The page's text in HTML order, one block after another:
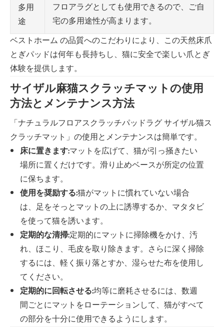
多用
途
フロアラグとしても使用できるので、ご自
宅の多用途性が高まります。
ベストホーム の品質へのこだわりにより、この天然床爪
とぎパッドは何年も長持ちし、猫に安全で楽しい爪とぎ
体験を提供します。
サイザル麻猫スクラッチマットの使用
方法とメンテナンス方法
「ナチュラルフロアスクラッチパッドラグ サイザル猫ス
クラッチマット」の使用とメンテナンスは簡単です。
床に置きます:マットを広げて、猫が引っ掻きたい
場所に置くだけです。滑り止めベースが所定の位置
に保ちます。
使用を奨励する:猫がマットに慣れていない場合
は、足をそっとマットの上に誘導するか、マタタビ
を使って猫を誘います。
定期的な清掃:定期的にマットに掃除機をかけ、汚
れ、ほこり、毛皮を取り除きます。さらに深く掃除
するには、軽く振り落とすか、湿らせた布を使用し
てください。
定期的に回転させる:均等に磨耗させるには、数週
間ごとにマットをローテーションして、猫がすべて
の部分を十分に使用できるようにします。